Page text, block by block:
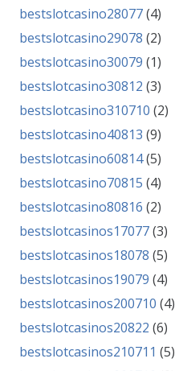
bestslotcasino28077(4)
bestslotcasino29078 (2)
bestslotcasino30079 (1)
bestslotcasino30812 (3)
bestslotcasino310710 (2)
bestslotcasino40813 (9)
bestslotcasino60814(5)
bestslotcasino70815 (4)
bestslotcasino80816 (2)
bestslotcasinos17077(3)
bestslotcasinos18078 (5)
bestslotcasinos19079 (4)
bestslotcasinos200710 (4)
bestslotcasinos20822 (6)
bestslotcasinos210711 (5)